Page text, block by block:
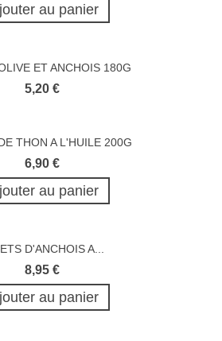
au panier
ET ANCHOIS 180G
5,20 €
THON A L'HUILE 200G
6,90 €
au panier
D'ANCHOIS A...
8,95 €
au panier